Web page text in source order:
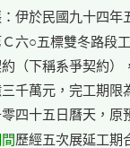
伊於民國九十四年
六○五標雙冬路段
約（下稱系爭契約
三千萬元，完工期限
四十五日曆天，原
歷經五次展延工期